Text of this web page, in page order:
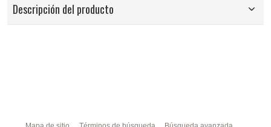
Descripción del producto